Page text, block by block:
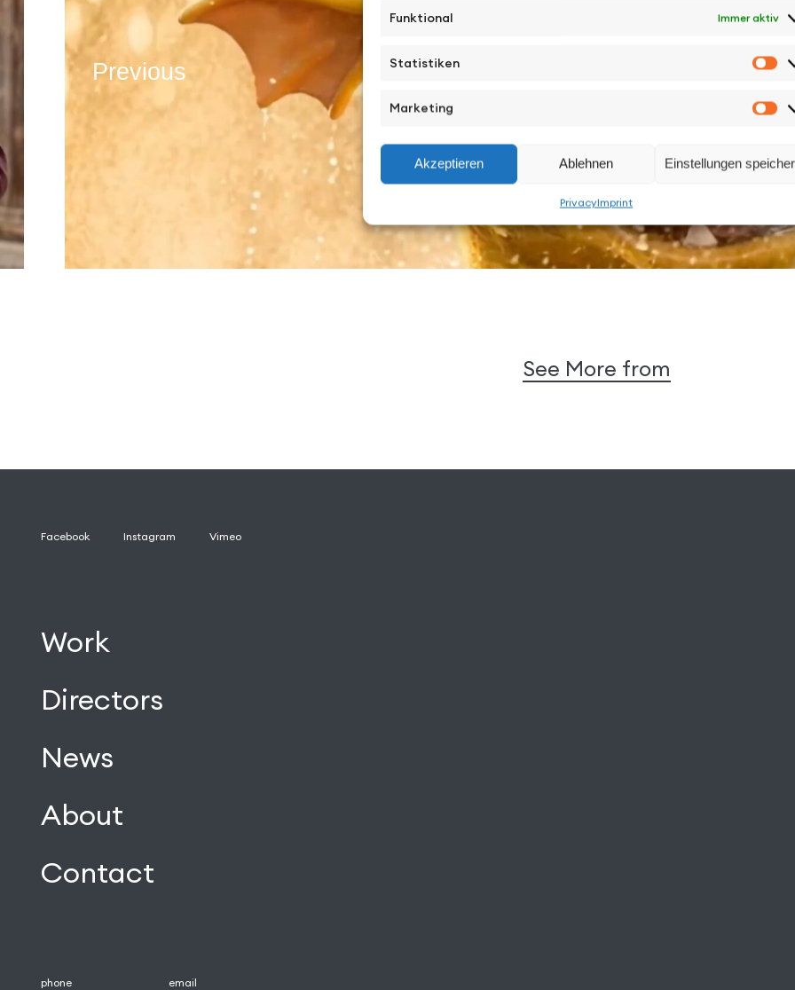
Funktional Immer aktiv
Statistiken
Marketing
Akzeptieren Ablehnen Einstellungen
PrivacyImprint
Previous
See More from
Facebook Instagram Vimeo
Work
Directors
News
About
Contact
phone email